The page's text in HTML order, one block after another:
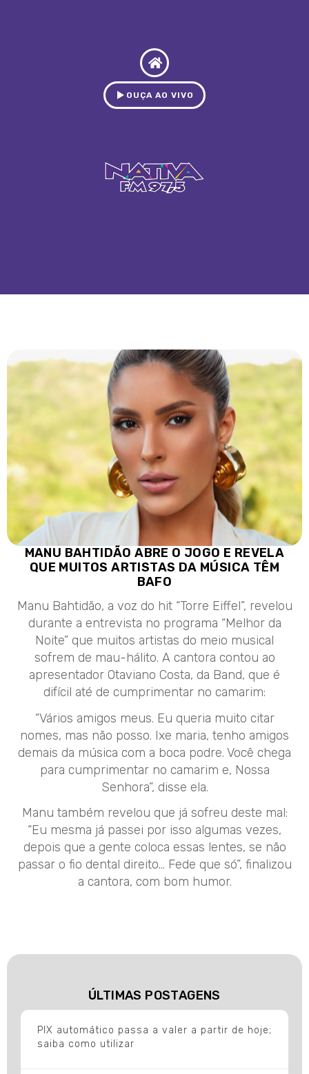
OUÇA AO VIVO
MANU BAHTIDÃO ABRE O JOGO E REVELA
QUE MUITOS ARTISTAS DA MÚSICA TÊM
BAFO
Manu Bahtidão, a voz do hit “Torre Eiffel”, revelou
durante a entrevista no programa “Melhor da
Noite” que muitos artistas do meio musical
sofrem de mau-hálito. A cantora contou ao
apresentador Otaviano Costa, da Band, que é
difícil até de cumprimentar no camarim:
“Vários amigos meus. Eu queria muito citar
nomes, mas não posso. Ixe maria, tenho amigos
demais da música com a boca podre. Você chega
para cumprimentar no camarim e, Nossa
Senhora”, disse ela.
Manu também revelou que já sofreu deste mal:
“Eu mesma já passei por isso algumas vezes,
depois que a gente coloca essas lentes, se não
passar o fio dental direito… Fede que só”, finalizou
a cantora, com bom humor.
ÚLTIMAS POSTAGENS
PIX automático passa a valer a partir de hoje;
saiba como utilizar